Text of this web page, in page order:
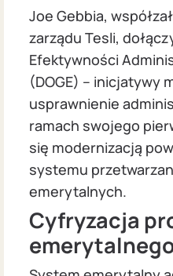
Joe Gebbia,
zarządu Tesli,
Efektywności
(DOGE) – inicjatywy
usprawnienie
ramach swojego
się modernizacją
systemu
emerytalnych.
Cyfryzacja